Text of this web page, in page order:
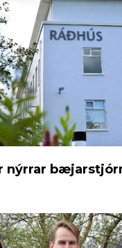
nýrrar